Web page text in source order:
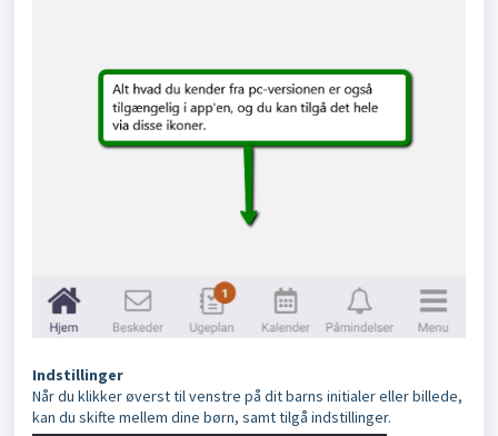
Indstillinger
Når du klikker øverst til venstre på dit barns initialer eller billede,
kan du skifte mellem dine børn, samt tilgå indstillinger.